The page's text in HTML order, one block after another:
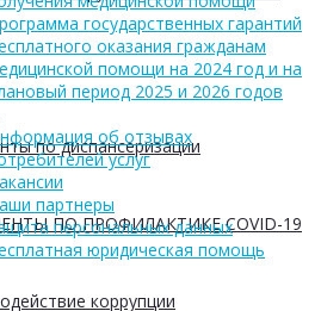
по диспансеризации
ПО ПРОФИЛАКТИКЕ COVID-19
коррупции
государственных гарантий
оказания гражданам
помощи на 2024 год и на
период 2025 и 2026 годов
об отзывах
услуг
партнеры
персональных данных
юридическая помощь